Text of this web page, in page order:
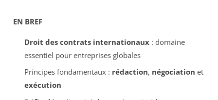
EN BREF
Droit des contrats internationaux: domaine
essentiel pour entreprises globales
Principes fondamentaux : rédaction, négociation et
exécution